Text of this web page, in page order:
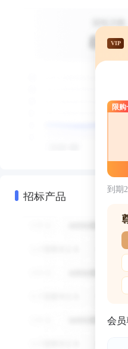
招标产品
VIP
限
到期
会